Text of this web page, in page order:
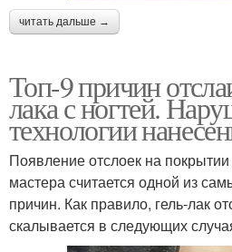
читать дальше →
Топ-9 причин
лака с ногтей.
технологии
Появление отслоек на
мастера считается одной из
причин. Как правило, гель-лак
скалывается в следующих